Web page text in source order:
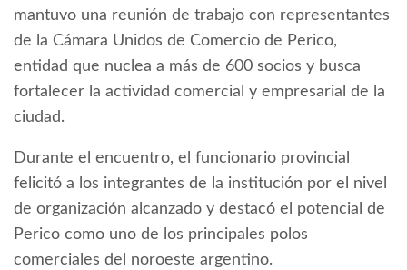
mantuvo una reunión de trabajo con representantes
de la Cámara Unidos de Comercio de Perico,
entidad que nuclea a más de 600 socios y busca
fortalecer la actividad comercial y empresarial de la
ciudad.
Durante el encuentro, el funcionario provincial
felicitó a los integrantes de la institución por el nivel
de organización alcanzado y destacó el potencial de
Perico como uno de los principales polos
comerciales del noroeste argentino.